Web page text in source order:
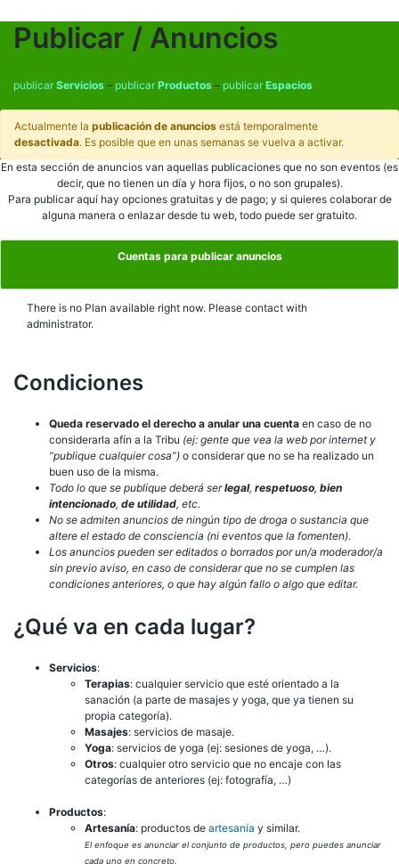
to
contentPublicar / Anuncios
publicar Servicios – publicar Productos – publicar Espacios
Actualmente la publicación de anuncios está temporalmente
desactivada. Es posible que en unas semanas se vuelva a activar.
En esta sección de anuncios van aquellas publicaciones que no son eventos (es
decir, que no tienen un día y hora fijos, o no son grupales).
Para publicar aquí hay opciones gratuitas y de pago; y si quieres colaborar de
alguna manera o enlazar desde tu web, todo puede ser gratuito.
Cuentas para publicar anuncios
There is no Plan available right now. Please contact with
administrator.
Condiciones
Queda reservado el derecho a anular una cuenta en caso de no
considerarla afín a la Tribu (ej: gente que vea la web por internet y
“publique cualquier cosa”) o considerar que no se ha realizado un
buen uso de la misma.
Todo lo que se publique deberá serlegal, respetuoso, bien
intencionado, de utilidad, etc.
No se admiten anuncios de ningún tipo de droga o sustancia que
altere el estado de consciencia (ni eventos que la fomenten).
Los anuncios pueden ser editados o borrados por un/a moderador/a
sin previo aviso, en caso de considerar que no se cumplen las
condiciones anteriores, o que hay algún fallo o algo que editar.
¿Qué va en cada lugar?
Servicios:
Terapias: cualquier servicio que esté orientado a la
sanación (a parte de masajes y yoga, que ya tienen su
propia categoría).
Masajes: servicios de masaje.
Yoga: servicios de yoga (ej: sesiones de yoga, …).
Otros: cualquier otro servicio que no encaje con las
categorías de anteriores (ej: fotografía, …)
Productos:
Artesanía: productos de artesanía y similar.
El enfoque es anunciar el conjunto de productos, pero puedes anunciar
cada uno en concreto.